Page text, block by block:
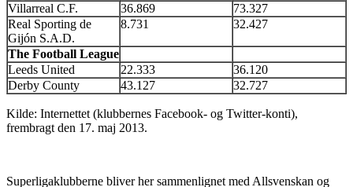
Villarreal C.F.
36.869
73.327
Real Sporting de
Gijón S.A.D.
8.731 32.427
The Football League
Leeds United
22.333
36.120
Derby County
43.127 32.727
Kilde: Internettet (klubbernes Facebook- og Twitter-konti),
frembragt den 17. maj 2013.
Superligaklubberne bliver her sammenlignet med Allsvenskan og